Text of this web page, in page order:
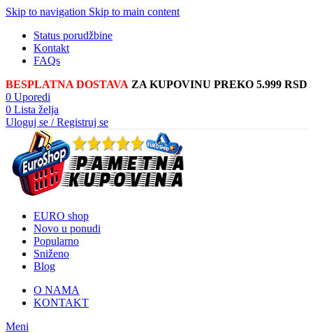
Skip to navigation Skip to main content
Status porudžbine
Kontakt
FAQs
BESPLATNA DOSTAVA ZA KUPOVINU PREKO 5.999 RSD
0 Uporedi
0 Lista želja
Uloguj se / Registruj se
EURO shop
Novo u ponudi
Popularno
Sniženo
Blog
O NAMA
KONTAKT
Meni